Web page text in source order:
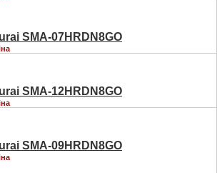
SMA-07HRDN8GO
SMA-12HRDN8GO
SMA-09HRDN8GO